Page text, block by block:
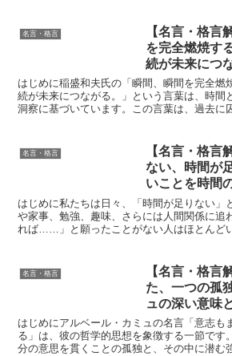
名言・格言
【名言・格言
を完全燃焼す
続が未来につ
和夫の深い意
はじめに稲盛和夫氏の「瞬間、瞬間を完全燃
続が未来につながる。」という言葉は、時間
洞察に基づいています。この言葉は、過去に
名言・格言
【名言・格言
ない、時間が
いことを時間
る。しかし時
いくらでも出
嘉納治五郎の
はじめに私たちは日々、「時間が足りない」
や家事、勉強、趣味、さらには人間関係に追
れば……」と願ったことがない人はほとんど
名言・格言
【名言・格言
た、一つの孤
ュの深い意味
はじめにアルベール・カミュの名言「意志も
る」は、彼の哲学的思想を象徴する一節です
分の意思を貫くことの孤独と、その中に潜む